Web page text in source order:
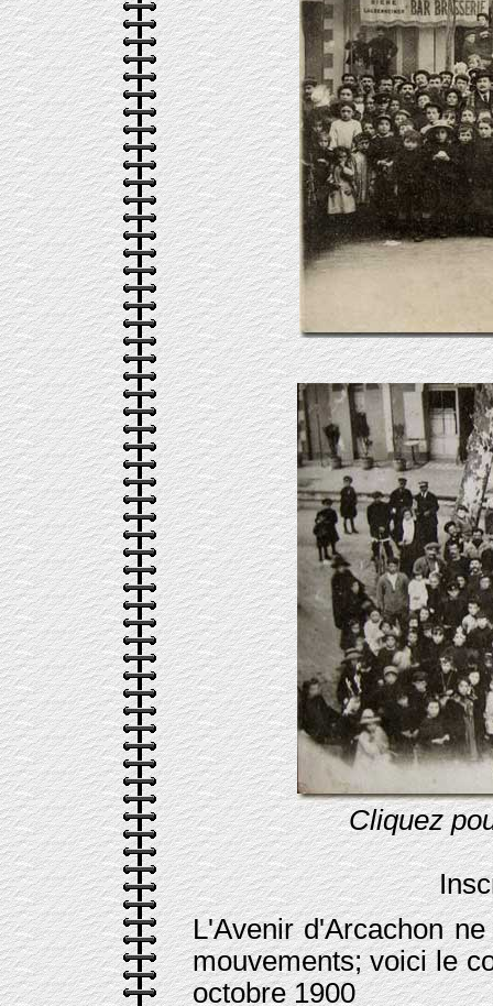
Cliquez
L'Avenir d'Arcachon
mouvements; voici le
octobre 1900